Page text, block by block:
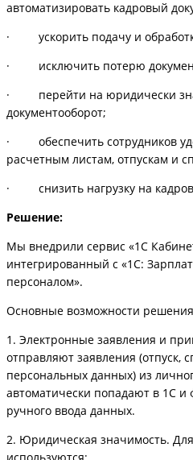
автоматизировать кадровый
· ускорить подачу и
· исключить потерю
· перейти на юридически
документооборот;
· обеспечить сотрудников
расчетным листам, отпускам и
· снизить нагрузку на
Решение:
Мы внедрили сервис «1С
интегрированный с «1С:
персоналом».
Основные возможности
1. Электронные заявления и
отправляют заявления (отпуск,
персональных данных) из
автоматически попадают в 1С
ручного ввода данных.
2. Юридическая значимость.
используются: